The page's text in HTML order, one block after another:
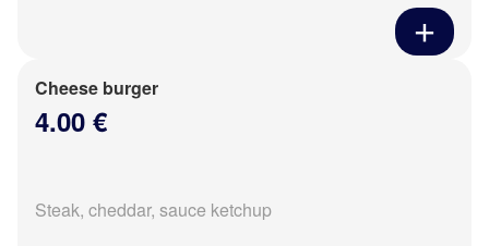
Cheese burger
4.00 €
Steak, cheddar, sauce ketchup